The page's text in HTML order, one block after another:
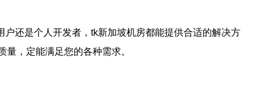
还是个人开发者，tk新加坡机房都能提供合适的解决方
，定能满足您的各种需求。